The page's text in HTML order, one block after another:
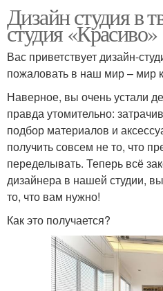
Дизайн студия в
студия «Красиво»
Вас приветствует дизайн-
пожаловать в наш мир – мир
Наверное, вы очень устали
правда утомительно:
подбор материалов и
получить совсем не то, что
переделывать. Теперь всё
дизайнера в нашей студии,
то, что вам нужно!
Как это получается?